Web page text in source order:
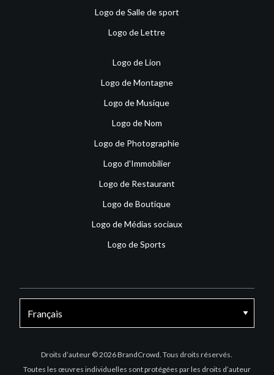
Logo de Salle de sport
Logo de Lettre
Logo de Lion
Logo de Montagne
Logo de Musique
Logo de Nom
Logo de Photographie
Logo d'Immobilier
Logo de Restaurant
Logo de Boutique
Logo de Médias sociaux
Logo de Sports
Droits d’auteur © 2026 BrandCrowd. Tous droits réservés.
Toutes les œuvres individuelles sont protégées par les droits d’auteur